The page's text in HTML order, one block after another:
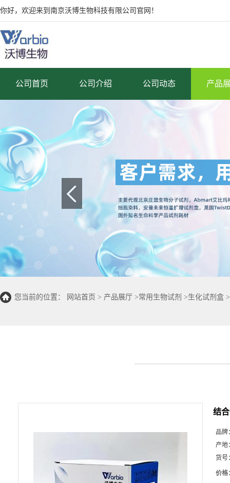
你好，欢迎来到南京沃博生物科技有限公司官网！
公司首页 公司介绍 公司动态 产品
您当前的位置： 网站首页 > 产品展厅 >常用生物试剂 >生化试剂盒 >
结
品牌
产地
货号
价格